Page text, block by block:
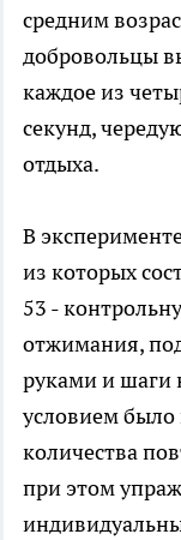
средним
добровольцы
каждое из
секунд,
отдыха.
В
из которых
53 -
отжимания,
руками и шаги
условием
количества
при этом